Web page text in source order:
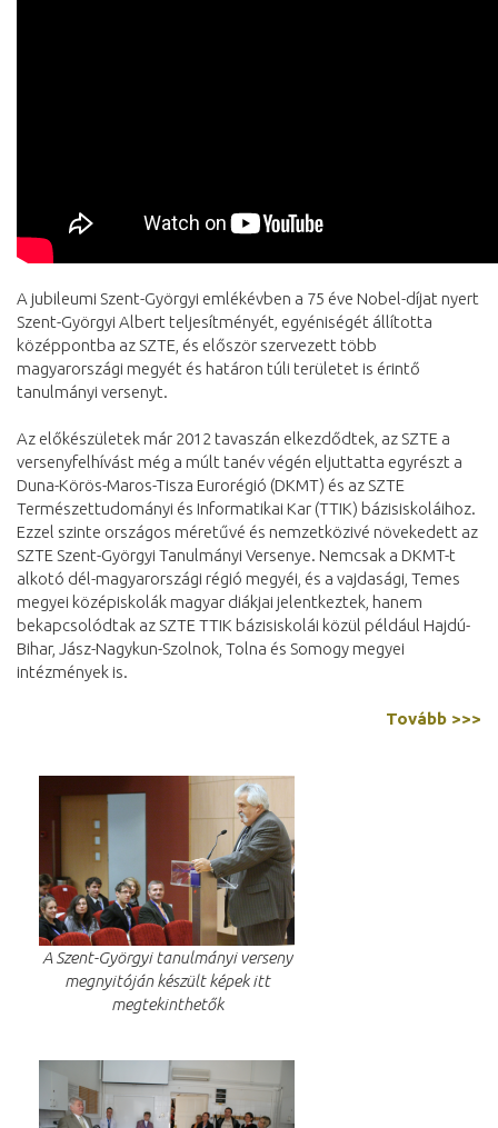
A jubileumi Szent-Györgyi emlékévben a 75 éve Nobel-díjat nyert
Szent-Györgyi Albert teljesítményét, egyéniségét állította
középpontba az SZTE, és először szervezett több
magyarországi megyét és határon túli területet is érintő
tanulmányi versenyt.
Az előkészületek már 2012 tavaszán elkezdődtek, az SZTE a
versenyfelhívást még a múlt tanév végén eljuttatta egyrészt a
Duna-Körös-Maros-Tisza Eurorégió (DKMT) és az SZTE
Természettudományi és Informatikai Kar (TTIK) bázisiskoláihoz.
Ezzel szinte országos méretűvé és nemzetközivé növekedett az
SZTE Szent-Györgyi Tanulmányi Versenye. Nemcsak a DKMT-t
alkotó dél-magyarországi régió megyéi, és a vajdasági, Temes
megyei középiskolák magyar diákjai jelentkeztek, hanem
bekapcsolódtak az SZTE TTIK bázisiskolái közül például Hajdú-
Bihar, Jász-Nagykun-Szolnok, Tolna és Somogy megyei
intézmények is.
Tovább >>>
A Szent-Györgyi tanulmányi verseny
megnyitóján készült képek itt
megtekinthetők